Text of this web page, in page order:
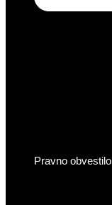
Pravno obvestilo